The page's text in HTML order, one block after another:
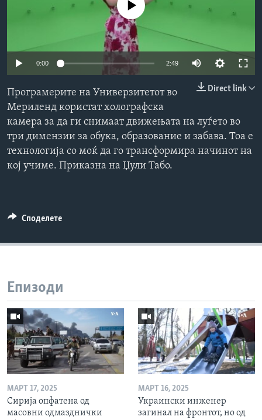
ИНТЕРВЈУАNo media source currently available
0:00 2:49
Direct link
Програмерите на Универзитетот во
Мериленд користат холографска
камера за да ги снимаат движењата на луѓето во
три димензии за обука, образование и забава. Тоа е
технологија со моќ да го трансформира начинот на
кој учиме. Приказна на Џули Табо.
Споделете
Епизоди
МАРТ 17, 2025
Сирија опфатена од
масовни одмазднички
МАРТ 16, 2025
Украински инженер
загинал на фронтот, но од